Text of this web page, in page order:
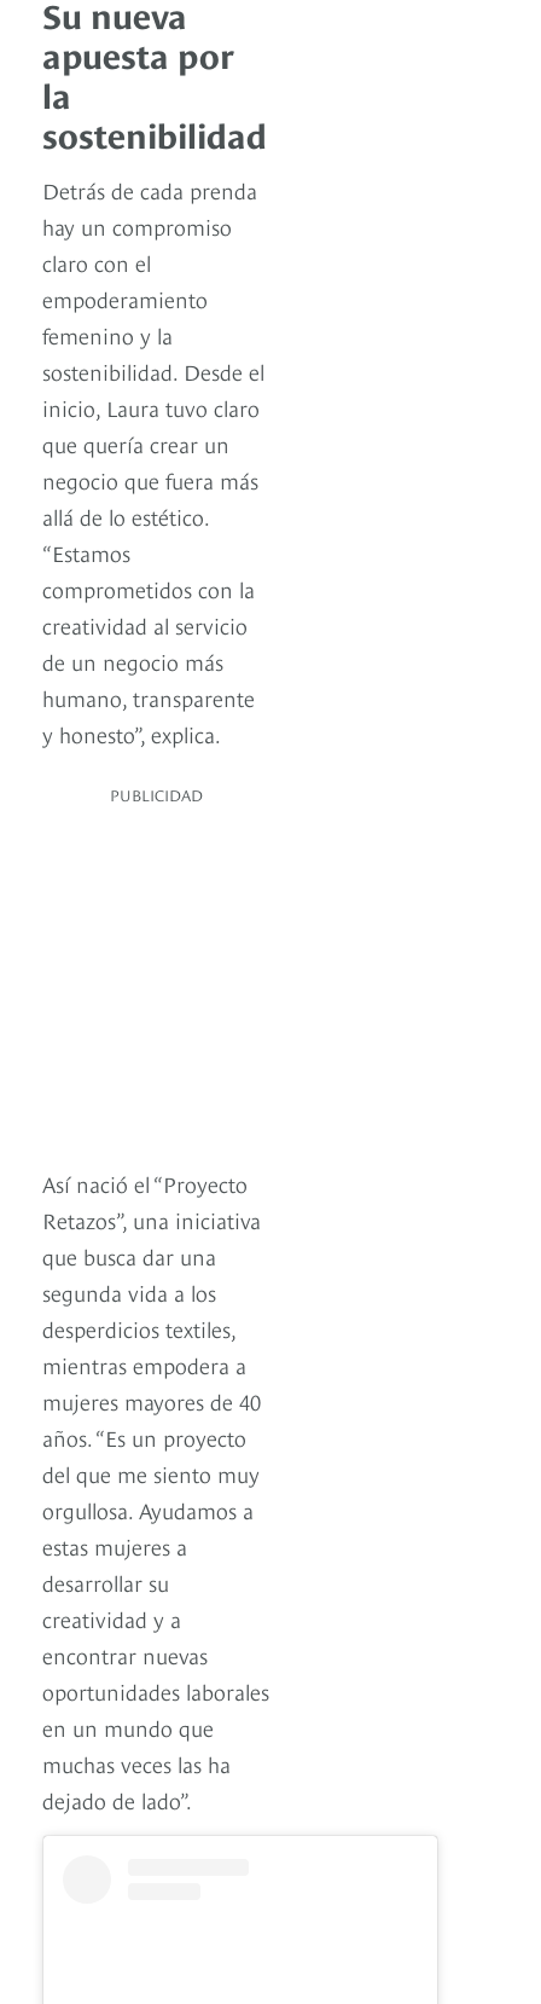
Su nueva
apuesta por
la
sostenibilidad
Detrás de cada prenda
hay un compromiso
claro con el
empoderamiento
femenino y la
sostenibilidad. Desde el
inicio, Laura tuvo claro
que quería crear un
negocio que fuera más
allá de lo estético.
“Estamos
comprometidos con la
creatividad al servicio
de un negocio más
humano, transparente
y honesto”, explica.
PUBLICIDAD
Así nació el “Proyecto
Retazos”, una iniciativa
que busca dar una
segunda vida a los
desperdicios textiles,
mientras empodera a
mujeres mayores de 40
años. “Es un proyecto
del que me siento muy
orgullosa. Ayudamos a
estas mujeres a
desarrollar su
creatividad y a
encontrar nuevas
oportunidades laborales
en un mundo que
muchas veces las ha
dejado de lado”.